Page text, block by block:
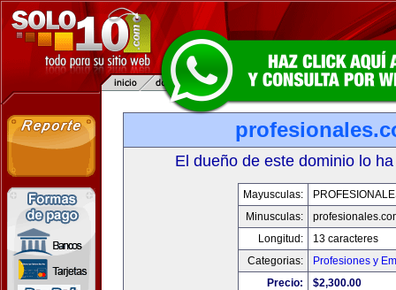
El dueño de este dominio lo
Mayusculas:
Minusculas:
Longitud:
13 caracteres
Categorias:
Profesiones y
Precio:
$2,300.00